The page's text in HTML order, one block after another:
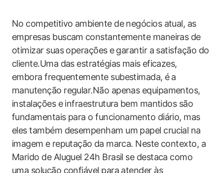
No competitivo ambiente ​de negócios atual, as
empresas​ buscam ⁤constantemente maneiras de
otimizar suas operações⁢ e garantir ‌a satisfação do
cliente.Uma ‌das​ estratégias ​mais⁤ eficazes,
embora frequentemente subestimada,⁢ é a
manutenção regular.Não apenas equipamentos,
instalações‍ e infraestrutura⁢ bem mantidos são
fundamentais para o funcionamento diário, mas
eles‍ também desempenham um papel crucial na
imagem⁢ e ​reputação⁢ da marca. Neste ‌contexto, a
Marido de Aluguel 24h Brasil se destaca como⁤
uma solução confiável para atender às